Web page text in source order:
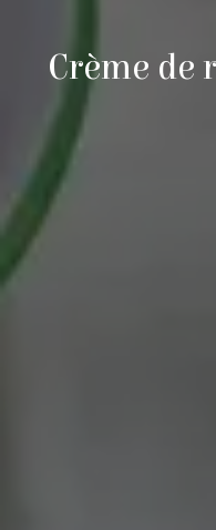
Crème de